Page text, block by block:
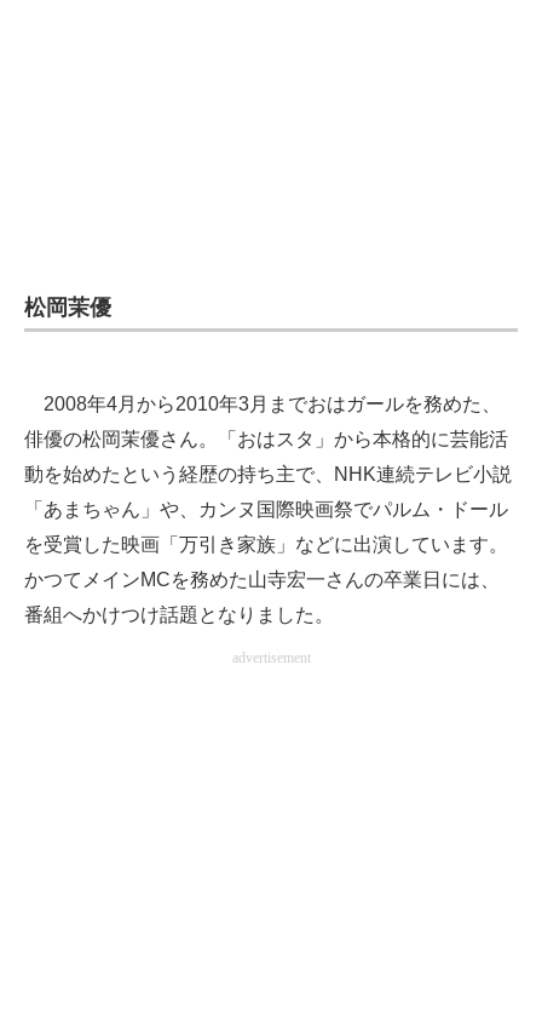
松岡茉優
2008年4月から2010年3月までおはガールを務めた、
俳優の松岡茉優さん。「おはスタ」から本格的に芸能活
動を始めたという経歴の持ち主で、NHK連続テレビ小説
「あまちゃん」や、カンヌ国際映画祭でパルム・ドール
を受賞した映画「万引き家族」などに出演しています。
かつてメインMCを務めた山寺宏一さんの卒業日には、
番組へかけつけ話題となりました。
advertisement